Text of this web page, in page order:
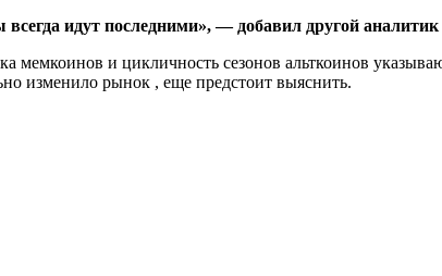
идут последними», — добавил другой
и цикличность сезонов альткоинов
изменило рынок , еще предстоит выяснить.